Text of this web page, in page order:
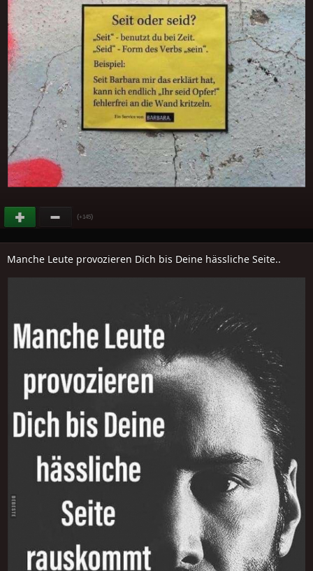
(+145)
Manche Leute provozieren Dich bis Deine hässliche Seite..